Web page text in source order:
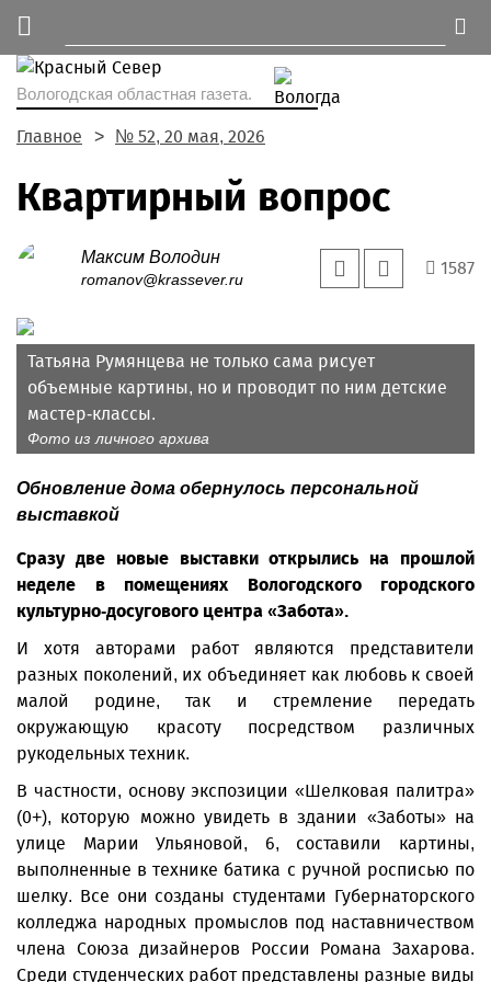
Вологодская областная газета.
Главное № 52, 20 мая, 2026
Квартирный вопрос
Максим Володин
romanov@krassever.ru
1587
Татьяна Румянцева не только сама рисует
объемные картины, но и проводит по ним детские
мастер-классы.
Фото из личного архива
Обновление дома обернулось персональной
выставкой
Сразу две новые выставки открылись на прошлой
неделе в помещениях Вологодского городского
культурно-досугового центра «Забота».
И хотя авторами работ являются представители
разных поколений, их объединяет как любовь к своей
малой родине, так и стремление передать
окружающую красоту посредством различных
рукодельных техник.
В частности, основу экспозиции «Шелковая палитра»
(0+), которую можно увидеть в здании «Заботы» на
улице Марии Ульяновой, 6, составили картины,
выполненные в технике батика с ручной росписью по
шелку. Все они созданы студентами Губернаторского
колледжа народных промыслов под наставничеством
члена Союза дизайнеров России Романа Захарова.
Среди студенческих работ представлены разные виды